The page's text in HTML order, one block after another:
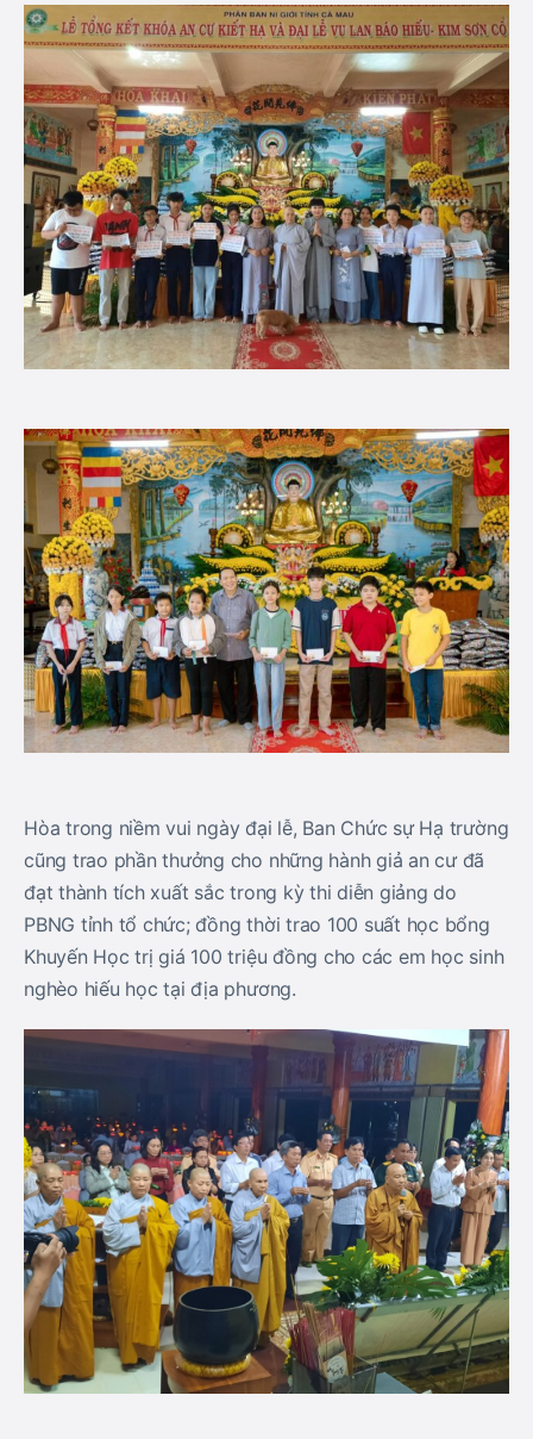
Hòa trong niềm vui ngày đại lễ, Ban Chức sự Hạ trường
cũng trao phần thưởng cho những hành giả an cư đã
đạt thành tích xuất sắc trong kỳ thi diễn giảng do
PBNG tỉnh tổ chức; đồng thời trao 100 suất học bổng
Khuyến Học trị giá 100 triệu đồng cho các em học sinh
nghèo hiếu học tại địa phương.